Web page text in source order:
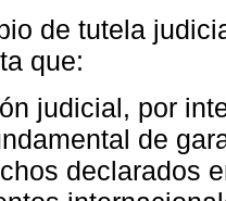
de tutela
que:
judicial, por
de
declarados